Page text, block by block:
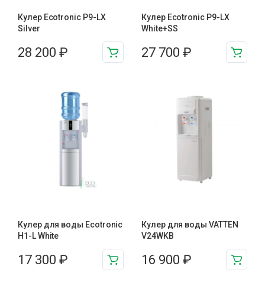
Кулер Ecotronic P9-LX
Silver
28 200 ₽
Кулер Ecotronic P9-LX
White+SS
27 700 ₽
Кулер для воды Ecotronic
H1-L White
17 300 ₽
Кулер для воды VATTEN
V24WKB
16 900 ₽